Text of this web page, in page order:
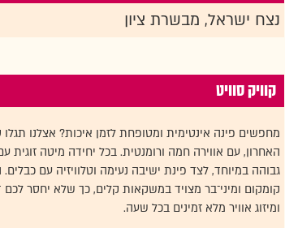
נצח ישראל, מבשרת ציון
קוויק סוויט
מחפשים פינה אינטימית ומטופחת לזמן איכות? אצלנו
האחרון, עם אווירה חמה ורומנטית. בכל יחידה מיטה זוגית
גבוהה במיוחד, לצד פינת ישיבה נעימה וטלוויזיה עם
ומיזוג אוויר מלא זמינים בכל שעה.